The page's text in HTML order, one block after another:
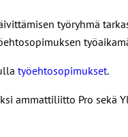
työryhmä
työehtosopimukset.
Pro sekä